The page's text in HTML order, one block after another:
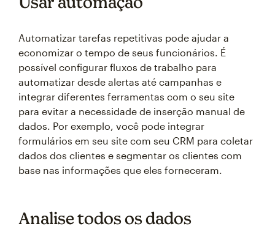
Automatizar tarefas repetitivas pode ajudar a
economizar o tempo de seus funcionários. É
possível configurar fluxos de trabalho para
automatizar desde alertas até campanhas e
integrar diferentes ferramentas com o seu site
para evitar a necessidade de inserção manual de
dados. Por exemplo, você pode integrar
formulários em seu site com seu CRM para coletar
dados dos clientes e segmentar os clientes com
base nas informações que eles forneceram.
Analise todos os dados